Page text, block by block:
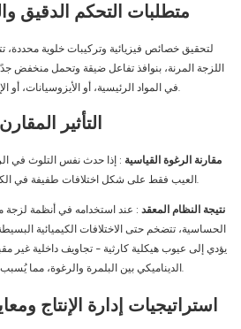
1. متطلبات التحكم الدقيق
لتحقيق خصائص فيزيائية وتركيبات خلوية محددة،
اللزجة المرنة، بنوافذ تفاعل ضيقة وتحمل منخفض
في المواد الرئيسية، أو الأيزوسيانات، أو الإضافات، قد تُسبب انحرافات حادة.
2. التأثير
مقارنة الرغوة القياسية : إذا حدث نفس التلوث في
العيب فقط على شكل اختلافات طفيفة في الكثافة أو الصلابة أو المرونة.
نتيجة النظام المعقد : عند استخدامه في أنظمة لزجة
الحساسية، تتضخم حتى الاختلافات الكيميائية
يؤدي إلى عيوب هيكلية كارثية - تجاويف داخلية غير
الديناميكي بين البلمرة والرغوة، مما يُسبب اندماجًا خلويًا لا رجعة فيه.
3. استراتيجيات إدارة الإنتاج